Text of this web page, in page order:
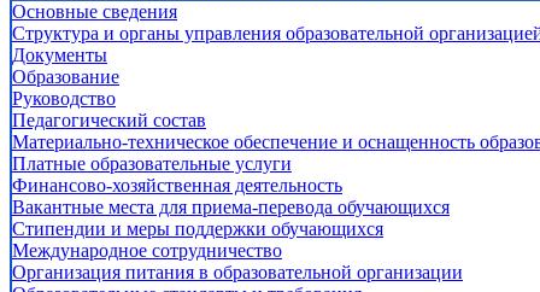
Основные сведения
Структура и органы управления образовательной
Документы
Образование
Руководство
Педагогический состав
Материально-техническое обеспечение и оснащенность
Платные образовательные услуги
Финансово-хозяйственная деятельность
Вакантные места для приема-перевода обучающихся
Стипендии и меры поддержки обучающихся
Международное сотрудничество
Организация питания в образовательной организации